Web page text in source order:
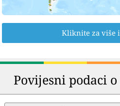
Kliknite za više
Povijesni podaci